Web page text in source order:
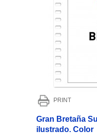
PRINT
Gran Bretaña
ilustrado. Color